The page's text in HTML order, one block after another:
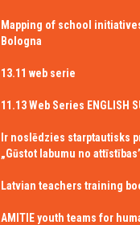
Mapping of school
Bologna
13.11 web serie
11.13 Web Series ENGLISH
Ir noslēdzies starptautisks
„Gūstot labumu no
Latvian teachers training
AMITIE youth teams for